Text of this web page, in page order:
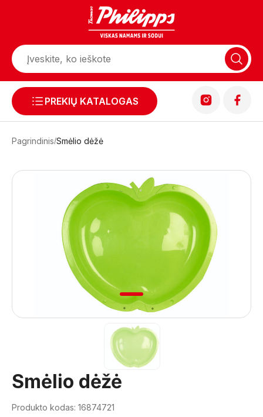
PREKIŲ KATALOGAS
Pagrindinis Smėlio dėžė
1
Smėlio dėžė
Produkto kodas: 16874721